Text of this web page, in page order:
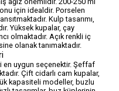
için idealdir. Porselen
Kulp tasarımı,
Yüksek kupalar, çay
olmaktadır. Açık renkli iç
olanak tanımaktadır.
en uygun seçenektir. Şeffaf
Çift cidarlı cam kupalar,
kapasiteli modeller, buzlu